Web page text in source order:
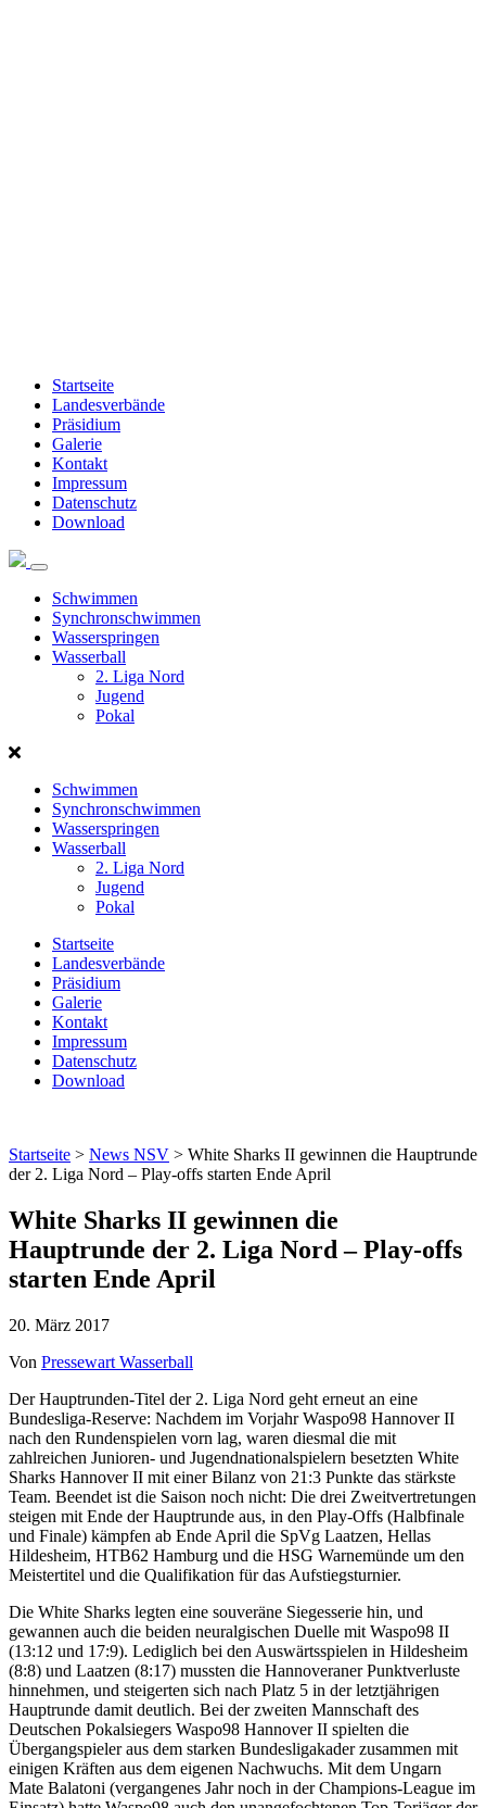
Startseite
Landesverbände
Präsidium
Galerie
Kontakt
Impressum
Datenschutz
Download
Norddeutscher
Schwimmen
Synchronschwimmen
Wasserspringen
Wasserball
2. Liga Nord
Jugend
Pokal
Schwimmen
Synchronschwimmen
Wasserspringen
Wasserball
2. Liga Nord
Jugend
Pokal
Startseite
Landesverbände
Präsidium
Galerie
Kontakt
Impressum
Datenschutz
Download
Startseite > News NSV > White Sharks II gewinnen die Hauptrunde
der 2. Liga Nord – Play-offs starten Ende April
White Sharks II gewinnen die
Hauptrunde der 2. Liga Nord – Play-offs
starten Ende April
20. März 2017
Von Pressewart Wasserball
Der Hauptrunden-Titel der 2. Liga Nord geht erneut an eine
Bundesliga-Reserve: Nachdem im Vorjahr Waspo98 Hannover II
nach den Rundenspielen vorn lag, waren diesmal die mit
zahlreichen Junioren- und Jugendnationalspielern besetzten White
Sharks Hannover II mit einer Bilanz von 21:3 Punkte das stärkste
Team. Beendet ist die Saison noch nicht: Die drei Zweitvertretungen
steigen mit Ende der Hauptrunde aus, in den Play-Offs (Halbfinale
und Finale) kämpfen ab Ende April die SpVg Laatzen, Hellas
Hildesheim, HTB62 Hamburg und die HSG Warnemünde um den
Meistertitel und die Qualifikation für das Aufstiegsturnier.
Die White Sharks legten eine souveräne Siegesserie hin, und
gewannen auch die beiden neuralgischen Duelle mit Waspo98 II
(13:12 und 17:9). Lediglich bei den Auswärtsspielen in Hildesheim
(8:8) und Laatzen (8:17) mussten die Hannoveraner Punktverluste
hinnehmen, und steigerten sich nach Platz 5 in der letztjährigen
Hauptrunde damit deutlich. Bei der zweiten Mannschaft des
Deutschen Pokalsiegers Waspo98 Hannover II spielten die
Übergangspieler aus dem starken Bundesligakader zusammen mit
einigen Kräften aus dem eigenen Nachwuchs. Mit dem Ungarn
Mate Balatoni (vergangenes Jahr noch in der Champions-League im